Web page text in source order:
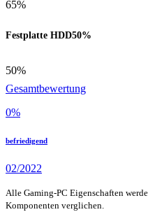
65%
Festplatte HDD50%
50%
Gesamtbewertung
0%
befriedigend
02/2022
Alle Gaming-PC Eigenschaften
Komponenten verglichen.